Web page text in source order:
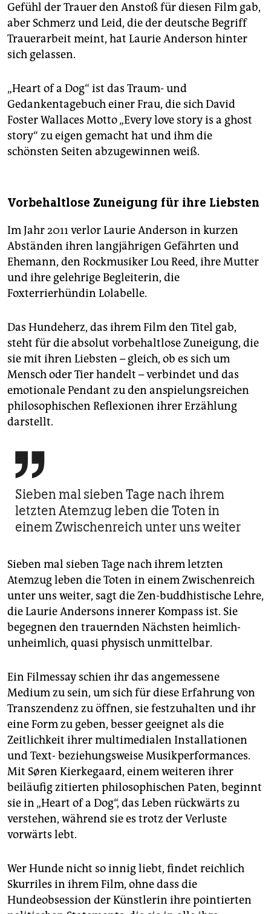
Gefühl der Trauer den Anstoß für diesen Film gab,
aber Schmerz und Leid, die der deutsche Begriff
Trauerarbeit meint, hat Laurie Anderson hinter
sich gelassen.
„Heart of a Dog“ ist das Traum- und
Gedankentagebuch einer Frau, die sich David
Foster Wallaces Motto „Every love story is a ghost
story“ zu eigen gemacht hat und ihm die
schönsten Seiten abzugewinnen weiß.
Vorbehaltlose Zuneigung für ihre Liebsten
Im Jahr 2011 verlor Laurie Anderson in kurzen
Abständen ihren langjährigen Gefährten und
Ehemann, den Rockmusiker Lou Reed, ihre Mutter
und ihre gelehrige Begleiterin, die
Foxterrierhündin Lolabelle.
Das Hundeherz, das ihrem Film den Titel gab,
steht für die absolut vorbehaltlose Zuneigung, die
sie mit ihren Liebsten – gleich, ob es sich um
Mensch oder Tier handelt – verbindet und das
emotionale Pendant zu den anspielungsreichen
philosophischen Reflexionen ihrer Erzählung
darstellt.

Sieben mal sieben Tage nach ihrem
letzten Atemzug leben die Toten in
einem Zwischenreich unter uns weiter
Sieben mal sieben Tage nach ihrem letzten
Atemzug leben die Toten in einem Zwischenreich
unter uns weiter, sagt die Zen-buddhistische Lehre,
die Laurie Andersons innerer Kompass ist. Sie
begegnen den trauernden Nächsten heimlich-
unheimlich, quasi physisch unmittelbar.
Ein Filmessay schien ihr das angemessene
Medium zu sein, um sich für diese Erfahrung von
Transzendenz zu öffnen, sie festzuhalten und ihr
eine Form zu geben, besser geeignet als die
Zeitlichkeit ihrer multimedialen Installationen
und Text- beziehungsweise Musikperformances.
Mit Søren Kierkegaard, einem weiteren ihrer
beiläufig zitierten philosophischen Paten, beginnt
sie in „Heart of a Dog“, das Leben rückwärts zu
verstehen, während sie es trotz der Verluste
vorwärts lebt.
Wer Hunde nicht so innig liebt, findet reichlich
Skurriles in ihrem Film, ohne dass die
Hundeobsession der Künstlerin ihre pointierten